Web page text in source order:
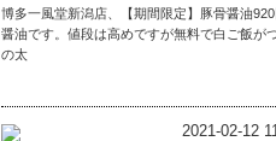
博多一風堂新潟店、【期間限定】豚骨醤油
醤油です。値段は高めですが無料で白ご飯が
の太
2021-02-12